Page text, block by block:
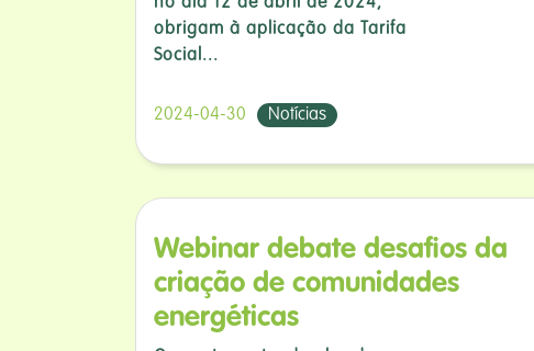
obrigam à aplicação da Tarifa
Social...
2024-04-30 Notícias
Webinar debate desafios da
criação de comunidades
energéticas